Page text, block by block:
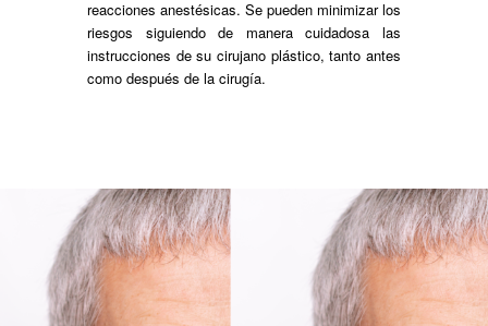
reacciones anestésicas. Se pueden minimizar los
riesgos siguiendo de manera cuidadosa las
instrucciones de su cirujano plástico, tanto antes
como después de la cirugía.